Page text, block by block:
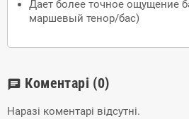
Дает более точное ощущение
маршевый тенор/бас)
chat Коментарі (0)
Наразі коментарі відсутні.